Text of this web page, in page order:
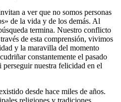
a ver que no somos personas
de la vida y de los demás. Al
termina. Nuestro conflicto
de esta comprensión, vivimos
y la maravilla del momento
constantemente el pasado
nuestra felicidad en el
desde hace miles de años.
religiones y tradiciones